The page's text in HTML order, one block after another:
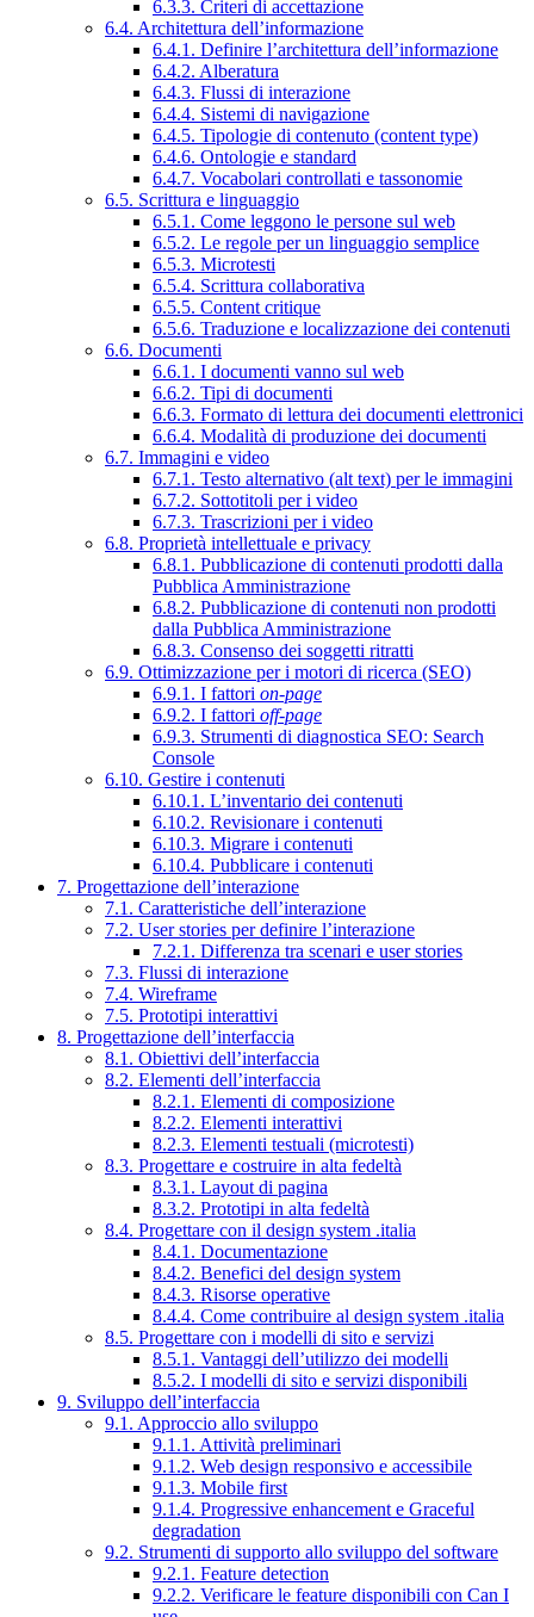
6.3.3. Criteri di accettazione
6.4. Architettura dell’informazione
6.4.1. Definire l’architettura dell’informazione
6.4.2. Alberatura
6.4.3. Flussi di interazione
6.4.4. Sistemi di navigazione
6.4.5. Tipologie di contenuto (content type)
6.4.6. Ontologie e standard
6.4.7. Vocabolari controllati e tassonomie
6.5. Scrittura e linguaggio
6.5.1. Come leggono le persone sul web
6.5.2. Le regole per un linguaggio semplice
6.5.3. Microtesti
6.5.4. Scrittura collaborativa
6.5.5. Content critique
6.5.6. Traduzione e localizzazione dei contenuti
6.6. Documenti
6.6.1. I documenti vanno sul web
6.6.2. Tipi di documenti
6.6.3. Formato di lettura dei documenti elettronici
6.6.4. Modalità di produzione dei documenti
6.7. Immagini e video
6.7.1. Testo alternativo (alt text) per le immagini
6.7.2. Sottotitoli per i video
6.7.3. Trascrizioni per i video
6.8. Proprietà intellettuale e privacy
6.8.1. Pubblicazione di contenuti prodotti dalla
Pubblica Amministrazione
6.8.2. Pubblicazione di contenuti non prodotti
dalla Pubblica Amministrazione
6.8.3. Consenso dei soggetti ritratti
6.9. Ottimizzazione per i motori di ricerca (SEO)
6.9.1. I fattori on-page
6.9.2. I fattori off-page
6.9.3. Strumenti di diagnostica SEO: Search
Console
6.10. Gestire i contenuti
6.10.1. L’inventario dei contenuti
6.10.2. Revisionare i contenuti
6.10.3. Migrare i contenuti
6.10.4. Pubblicare i contenuti
7. Progettazione dell’interazione
7.1. Caratteristiche dell’interazione
7.2. User stories per definire l’interazione
7.2.1. Differenza tra scenari e user stories
7.3. Flussi di interazione
7.4. Wireframe
7.5. Prototipi interattivi
8. Progettazione dell’interfaccia
8.1. Obiettivi dell’interfaccia
8.2. Elementi dell’interfaccia
8.2.1. Elementi di composizione
8.2.2. Elementi interattivi
8.2.3. Elementi testuali (microtesti)
8.3. Progettare e costruire in alta fedeltà
8.3.1. Layout di pagina
8.3.2. Prototipi in alta fedeltà
8.4. Progettare con il design system .italia
8.4.1. Documentazione
8.4.2. Benefici del design system
8.4.3. Risorse operative
8.4.4. Come contribuire al design system .italia
8.5. Progettare con i modelli di sito e servizi
8.5.1. Vantaggi dell’utilizzo dei modelli
8.5.2. I modelli di sito e servizi disponibili
9. Sviluppo dell’interfaccia
9.1. Approccio allo sviluppo
9.1.1. Attività preliminari
9.1.2. Web design responsivo e accessibile
9.1.3. Mobile first
9.1.4. Progressive enhancement e Graceful
degradation
9.2. Strumenti di supporto allo sviluppo del software
9.2.1. Feature detection
9.2.2. Verificare le feature disponibili con Can I